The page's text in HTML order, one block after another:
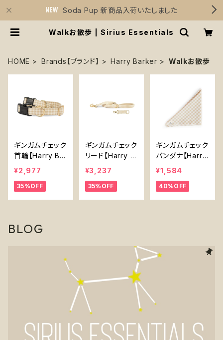
Soda Pup 新商品入荷いたしました
Walkお散歩 | Sirius Essentials
HOME Brands【ブランド】 Harry Barker Walkお散歩
ギンガムチェック
首輪【Harry Bar
ker】犬用 Ging
ham Collar -H
arry Barker-
¥2,977
35%OFF
ギンガムチェック
リード【Harry B
arker】犬用おも
ちゃ Gingham L
ead -Harry Ba
¥3,237
35%OFF
ギンガムチェック
バンダナ【Harry
Barker】犬用お
もちゃ Gingham
Bandana -Harr
¥1,584
40%OFF
BLOG